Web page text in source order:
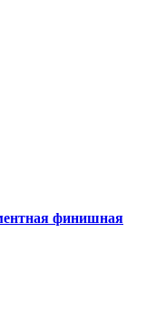
финишная